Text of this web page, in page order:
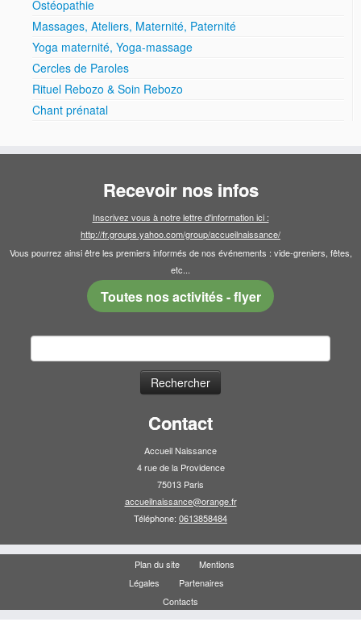
Ostéopathie
Massages, Ateliers, Maternité, Paternité
Yoga maternité, Yoga-massage
Cercles de Paroles
Rituel Rebozo & Soin Rebozo
Chant prénatal
Recevoir nos infos
Inscrivez vous à notre lettre d'information ici :
http://fr.groups.yahoo.com/group/accueilnaissance/
Vous pourrez ainsi être les premiers informés de nos événements : vide-greniers, fêtes,
etc...
Toutes nos activités - flyer
Contact
Accueil Naissance
4 rue de la Providence
75013 Paris
accueilnaissance@orange.fr
Téléphone: 0613858484
Plan du site
Mentions
Légales
Partenaires
Contacts